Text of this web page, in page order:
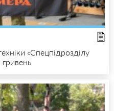
«Спецпідрозділу